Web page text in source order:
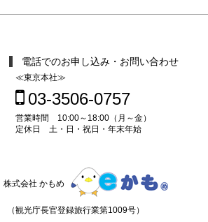
電話でのお申し込み・お問い合わせ
≪東京本社≫
03-3506-0757
営業時間 10:00～18:00（月～金）
定休日 土・日・祝日・年末年始
株式会社 かもめ
（観光庁長官登録旅行業第1009号）